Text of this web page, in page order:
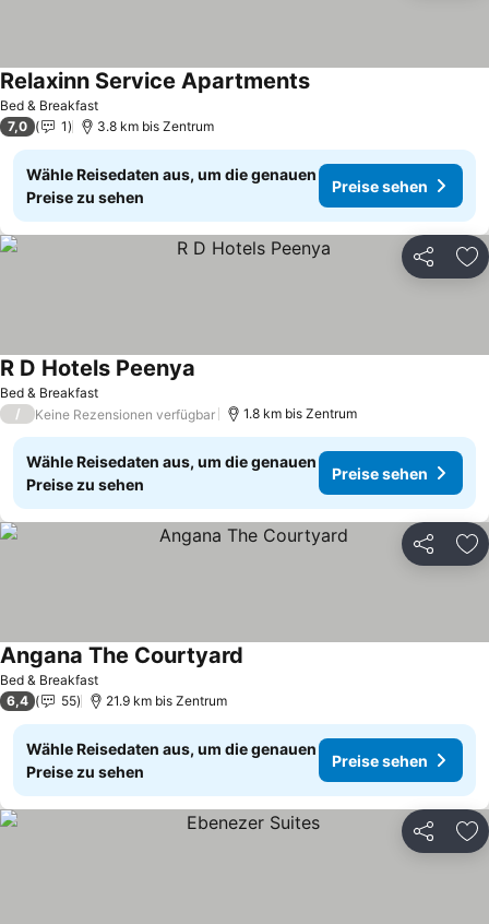
Bed & Breakfast
Relaxinn Service Apartments
7,0 1 3.8 km bis Zentrum
Wähle Reisedaten aus, um die genauen
Preise zu sehen
Preise sehen
Teilen
Bed & Breakfast
R D Hotels Peenya
/ Keine Rezensionen verfügbar 1.8 km bis Zentrum
Wähle Reisedaten aus, um die genauen
Preise zu sehen
Preise sehen
Teilen
Bed & Breakfast
Angana The Courtyard
6,4 55 21.9 km bis Zentrum
Wähle Reisedaten aus, um die genauen
Preise zu sehen
Preise sehen
Teilen